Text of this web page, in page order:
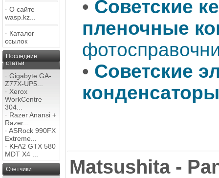
· О сайте
wasp.kz...
· Каталог
ссылок
Последние
статьи
· Gigabyte GA-
Z77X-UP5...
· Xerox
WorkCentre
304...
· Razer Anansi +
Razer...
· ASRock 990FX
Extreme...
· KFA2 GTX 580
MDT X4 ...
Счетчики
• Советские
пленочные
• Советские
конденсаторы
Matsushita -